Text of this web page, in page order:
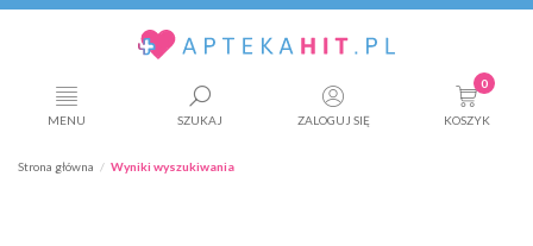
MENU SZUKAJ ZALOGUJ SIĘ
0
KOSZYK
Strona główna Wyniki wyszukiwania